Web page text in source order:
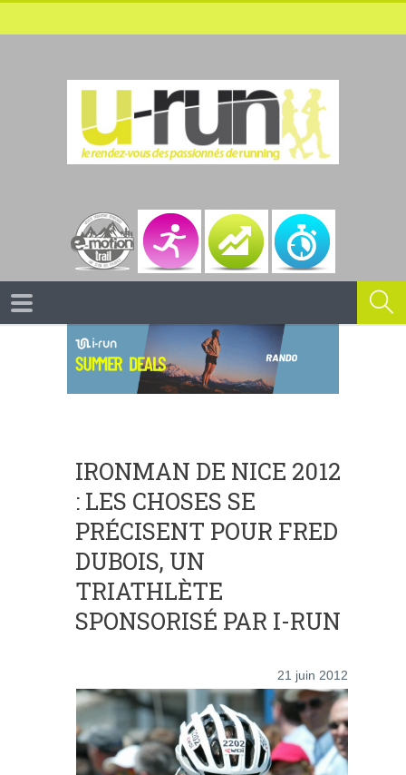
IRONMAN DE NICE 2012
: LES CHOSES SE
PRÉCISENT POUR FRED
DUBOIS, UN
TRIATHLÈTE
SPONSORISÉ PAR I-RUN
21 juin 2012